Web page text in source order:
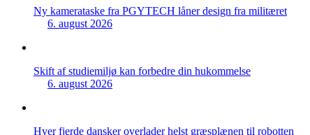
Ny kamerataske fra PGYTECH låner design fra militæret
6. august 2026
Skift af studiemiljø kan forbedre din hukommelse
6. august 2026
Hver fjerde dansker overlader helst græsplænen til robotten